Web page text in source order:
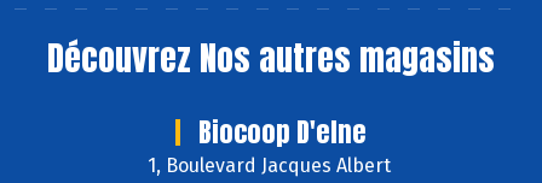
Découvrez Nos autres magasins
Biocoop D'elne
1, Boulevard Jacques Albert